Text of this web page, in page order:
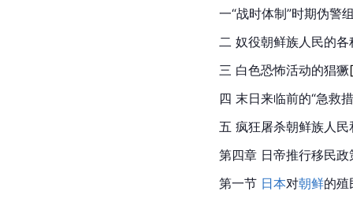
一“战时体制”时期伪警
二 奴役朝鲜族人民的各
三 白色恐怖活动的猖獗[
四 末日来临前的“急救
五 疯狂屠杀朝鲜族人
第四章 日帝推行移民
第一节 日本对朝鲜的殖